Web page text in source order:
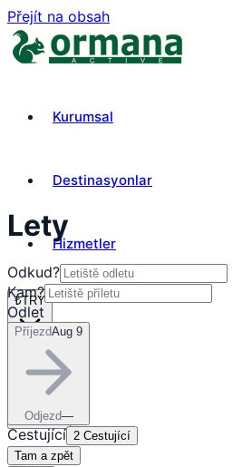
Přejít na obsah
Kurumsal
Destinasyonlar
Hizmetler
₺TRY
cs
Lety
Odkud?
Kam?
Odlet
PříjezdAug 9
Odjezd—
Cestující 2 Cestující
Tam a zpět